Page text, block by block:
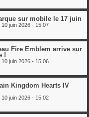
sur mobile le 17 juin
10 juin 2026 - 15:07
Fire Emblem arrive sur
!
10 juin 2026 - 15:06
Kingdom Hearts IV
10 juin 2026 - 15:02